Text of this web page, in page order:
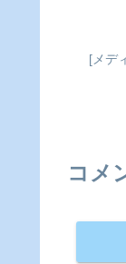
[メデ
コメ